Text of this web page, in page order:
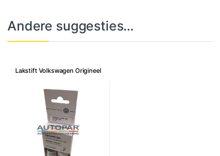
Andere suggesties…
Lakstift Volkswagen Origineel